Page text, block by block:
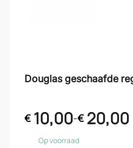
Douglas geschaafde
€10,00-€20,00
Op voorraad